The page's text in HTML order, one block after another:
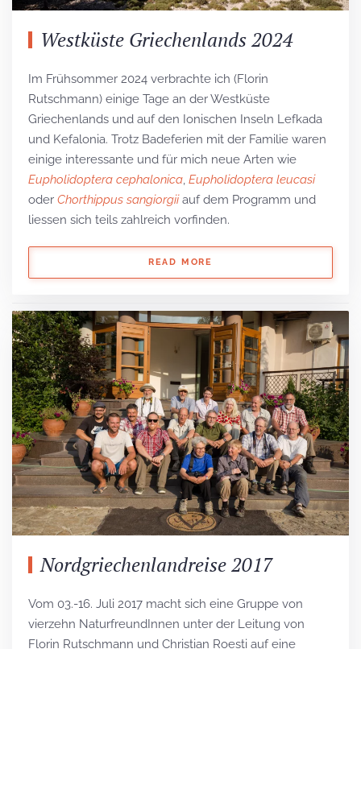
Westküste Griechenlands 2024
Im Frühsommer 2024 verbrachte ich (Florin
Rutschmann) einige Tage an der Westküste
Griechenlands und auf den Ionischen Inseln Lefkada
und Kefalonia. Trotz Badeferien mit der Familie waren
einige interessante und für mich neue Arten wie
Eupholidoptera cephalonica, Eupholidoptera leucasi
oder Chorthippus sangiorgiiauf dem Programm und
liessen sich teils zahlreich vorfinden.
READ MORE
Nordgriechenlandreise 2017
Vom 03.-16. Juli 2017 macht sich eine Gruppe von
vierzehn NaturfreundInnen unter der Leitung von
Florin Rutschmann und Christian Roesti auf eine